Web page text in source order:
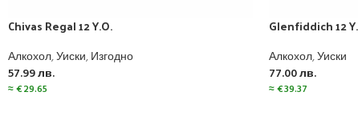
Chivas Regal 12 Y.O.
Алкохол,Уиски,Изгодно
57.99лв.
≈€29.65
Glenfiddich 12
Алкохол,Уиски
77.00лв.
≈€39.37